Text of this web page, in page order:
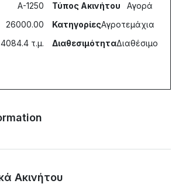
A-1250
26000.00
4084.4 τ.μ.
Τύπος Ακινήτου
Αγορά
ΚατηγορίεςΑγροτεμάχια
ΔιαθεσιμότηταΔιαθέσιμο
Ακινήτου